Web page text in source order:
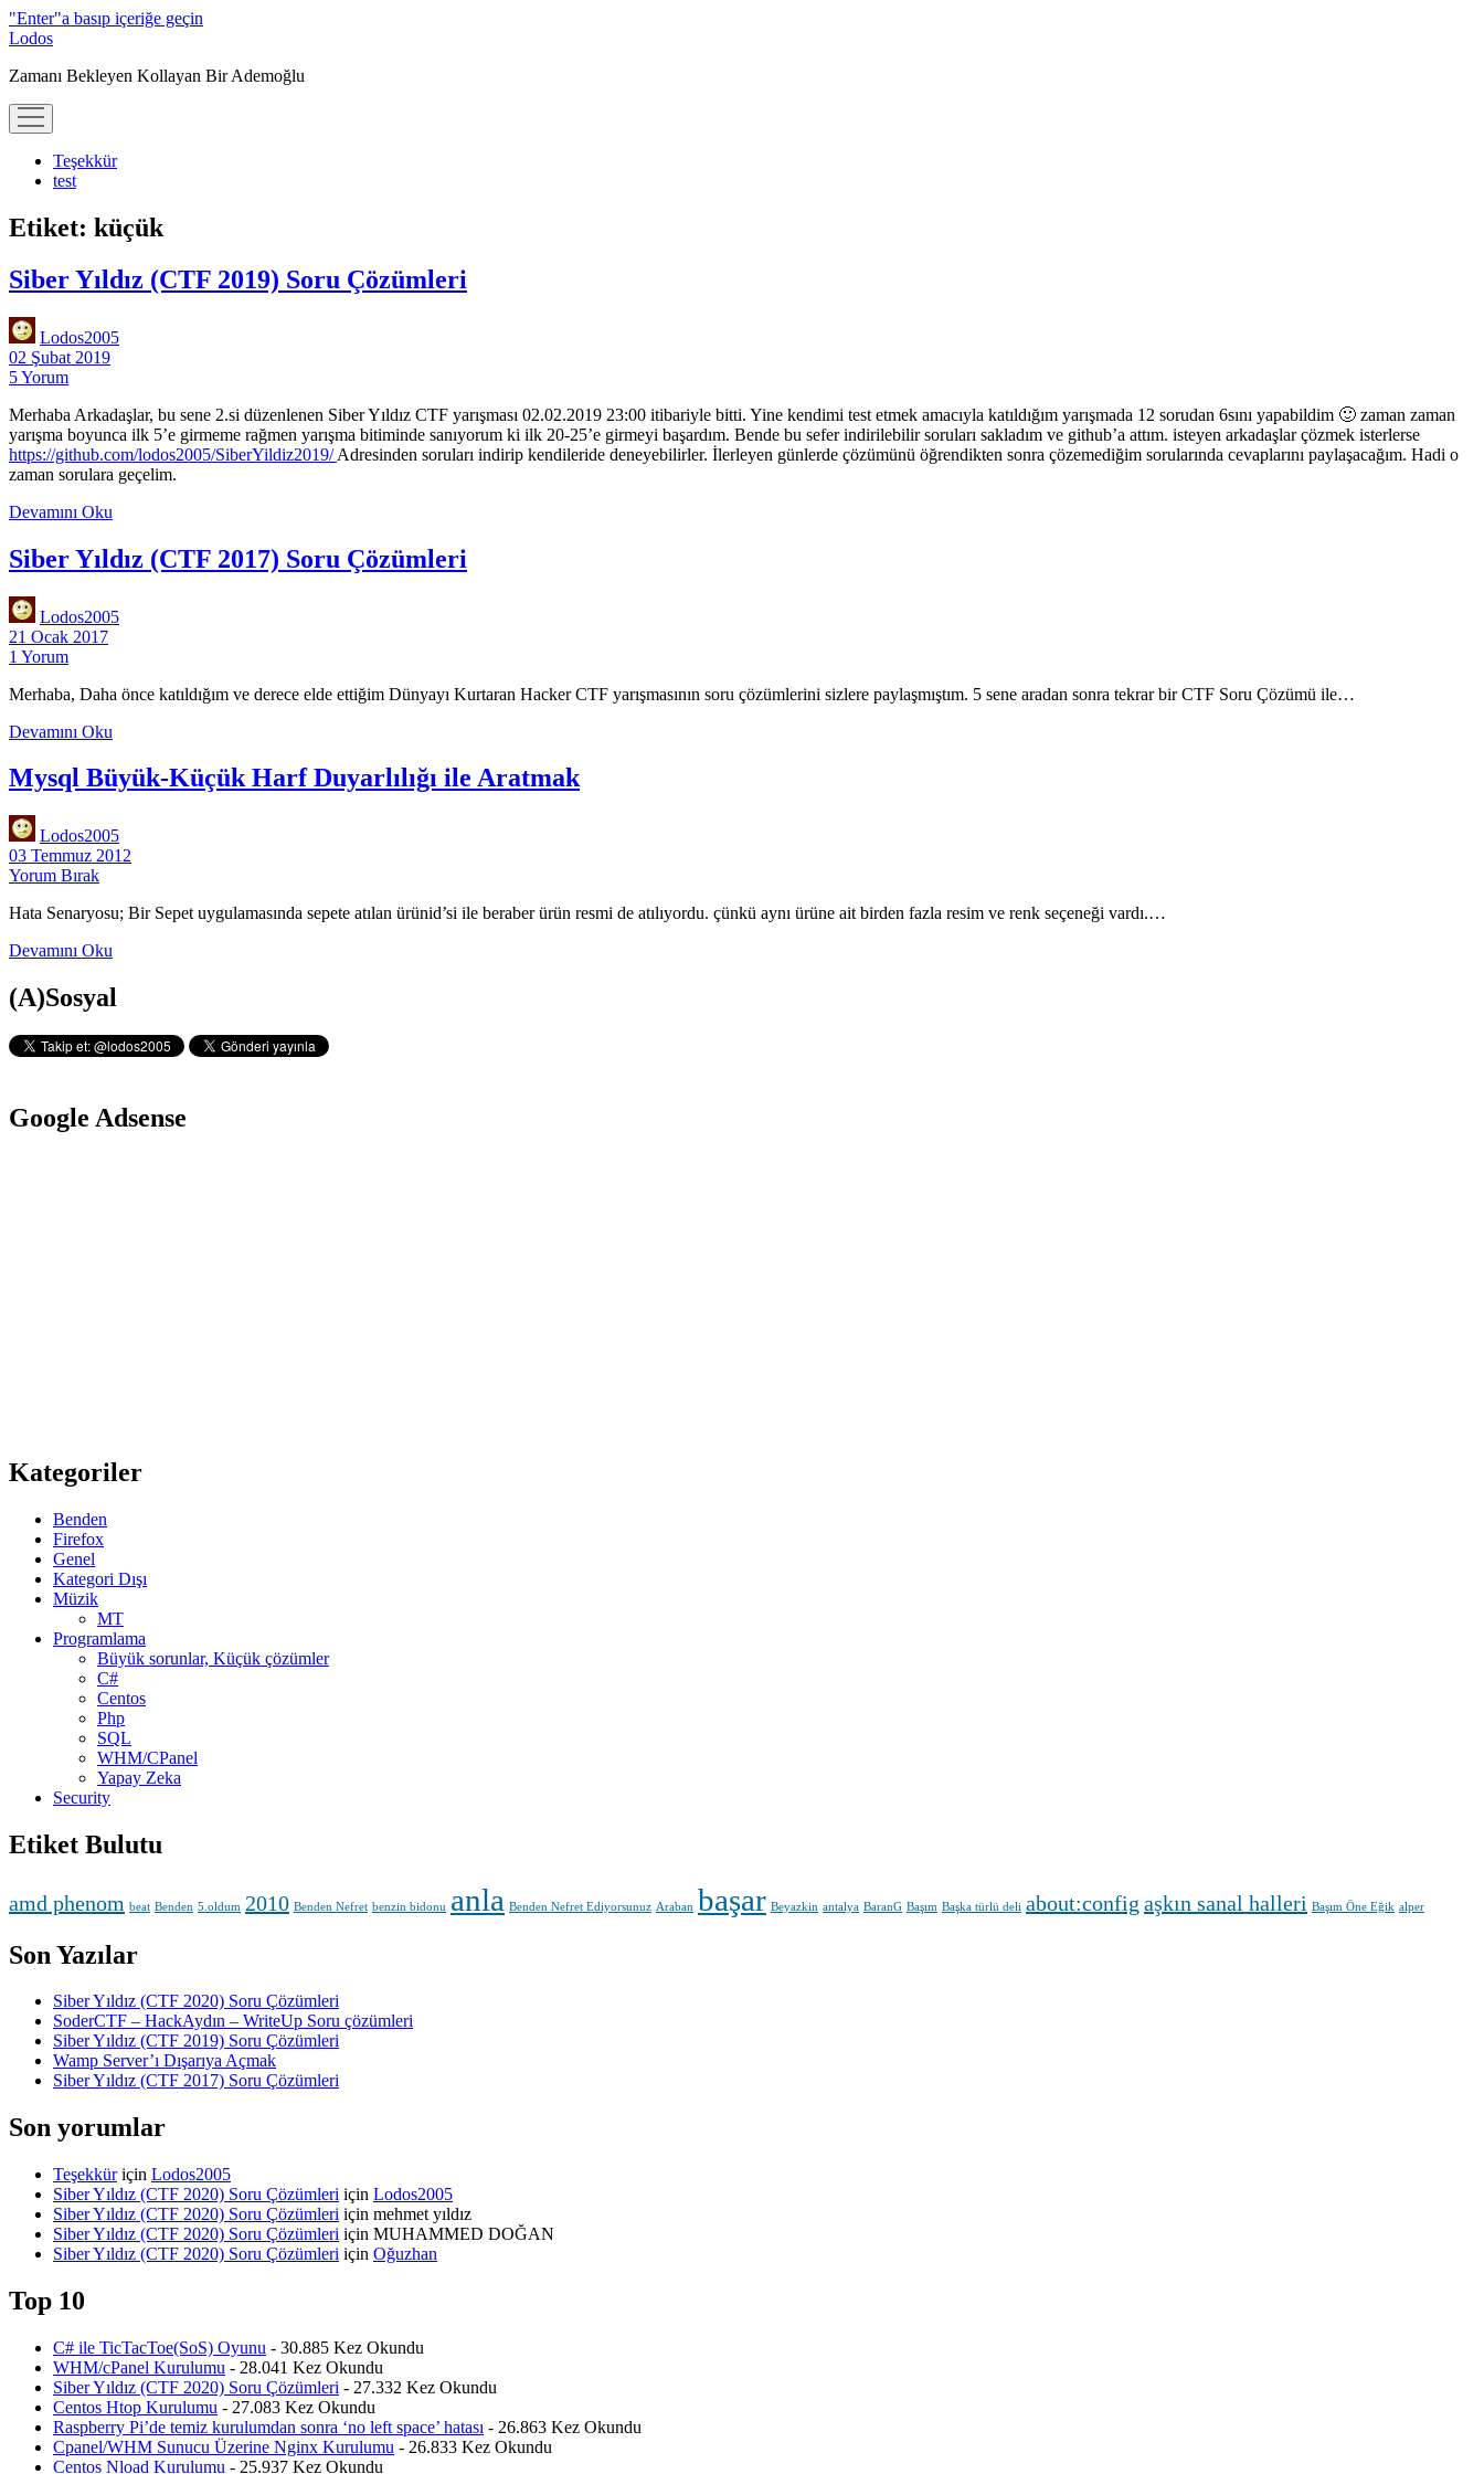
"Enter"a basıp içeriğe geçin
Lodos
Zamanı Bekleyen Kollayan Bir Ademoğlu
menüyü
aç
Teşekkür
test
Etiket: küçük
Siber Yıldız (CTF 2019) Soru Çözümleri
Lodos2005
02 Şubat 2019
5 Yorum
Merhaba Arkadaşlar, bu sene 2.si düzenlenen Siber Yıldız CTF yarışması 02.02.2019 23:00 itibariyle bitti. Yine kendimi test etmek amacıyla katıldığım yarışmada 12 sorudan 6sını yapabildim 🙂 zaman zaman
yarışma boyunca ilk 5’e girmeme rağmen yarışma bitiminde sanıyorum ki ilk 20-25’e girmeyi başardım. Bende bu sefer indirilebilir soruları sakladım ve github’a attım. isteyen arkadaşlar çözmek isterlerse
https://github.com/lodos2005/SiberYildiz2019/Adresinden soruları indirip kendileride deneyebilirler. İlerleyen günlerde çözümünü öğrendikten sonra çözemediğim sorularında cevaplarını paylaşacağım. Hadi o
zaman sorulara geçelim.
Devamını Oku
(CTF
2019)
Çözümleri
Siber Yıldız (CTF 2017) Soru Çözümleri
Lodos2005
21 Ocak 2017
1 Yorum
Merhaba, Daha önce katıldığım ve derece elde ettiğim Dünyayı Kurtaran Hacker CTF yarışmasının soru çözümlerini sizlere paylaşmıştım. 5 sene aradan sonra tekrar bir CTF Soru Çözümü ile…
Devamını Oku
(CTF
2017)
Çözümleri
Mysql Büyük-Küçük Harf Duyarlılığı ile Aratmak
Lodos2005
03 Temmuz 2012
Yorum Bırak
Hata Senaryosu; Bir Sepet uygulamasında sepete atılan ürünid’si ile beraber ürün resmi de atılıyordu. çünkü aynı ürüne ait birden fazla resim ve renk seçeneği vardı.…
Devamını Oku
Küçük
Harf
ile
Yan
(A)Sosyal
Google Adsense
Kategoriler
Benden
Firefox
Genel
Kategori Dışı
Müzik
MT
Programlama
Büyük sorunlar, Küçük çözümler
C#
Centos
Php
SQL
WHM/CPanel
Yapay Zeka
Security
Etiket Bulutu
amd phenom beat Benden 5.oldum 2010 Benden Nefret benzin bidonu anla Benden Nefret Ediyorsunuz Araban başar Beyazkin antalya BaranG Başım Başka türlü deli about:config aşkın sanal halleri Başım Öne Eğik alper
Son Yazılar
Siber Yıldız (CTF 2020) Soru Çözümleri
SoderCTF – HackAydın – WriteUp Soru çözümleri
Siber Yıldız (CTF 2019) Soru Çözümleri
Wamp Server’ı Dışarıya Açmak
Siber Yıldız (CTF 2017) Soru Çözümleri
Son yorumlar
Teşekküriçin Lodos2005
Siber Yıldız (CTF 2020) Soru Çözümleri için Lodos2005
Siber Yıldız (CTF 2020) Soru Çözümleri için mehmet yıldız
Siber Yıldız (CTF 2020) Soru Çözümleri için MUHAMMED DOĞAN
Siber Yıldız (CTF 2020) Soru Çözümleri için Oğuzhan
Top 10
C# ile TicTacToe(SoS) Oyunu - 30.885 Kez Okundu
WHM/cPanel Kurulumu - 28.041 Kez Okundu
Siber Yıldız (CTF 2020) Soru Çözümleri - 27.332 Kez Okundu
Centos Htop Kurulumu - 27.083 Kez Okundu
Raspberry Pi’de temiz kurulumdan sonra ‘no left space’ hatası - 26.863 Kez Okundu
Cpanel/WHM Sunucu Üzerine Nginx Kurulumu - 26.833 Kez Okundu
Centos Nload Kurulumu - 25.937 Kez Okundu